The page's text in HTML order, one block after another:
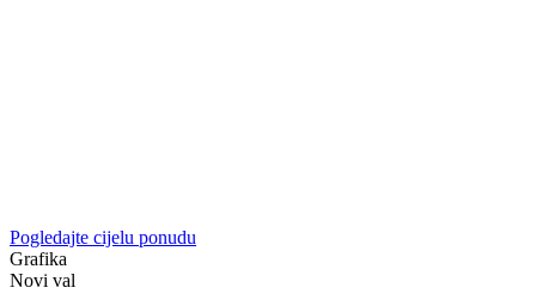
Pogledajte cijelu ponudu
Grafika
Novi val